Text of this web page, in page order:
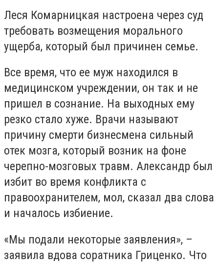
Леся Комарницкая настроена через суд
требовать возмещения морального
ущерба, который был причинен семье.
Все время, что ее муж находился в
медицинском учреждении, он так и не
пришел в сознание. На выходных ему
резко стало хуже. Врачи называют
причину смерти бизнесмена сильный
отек мозга, который возник на фоне
черепно-мозговых травм. Александр был
избит во время конфликта с
правоохранителем, мол, сказал два слова
и началось избиение.
«Мы подали некоторые заявления», –
заявила вдова соратника Гриценко. Что